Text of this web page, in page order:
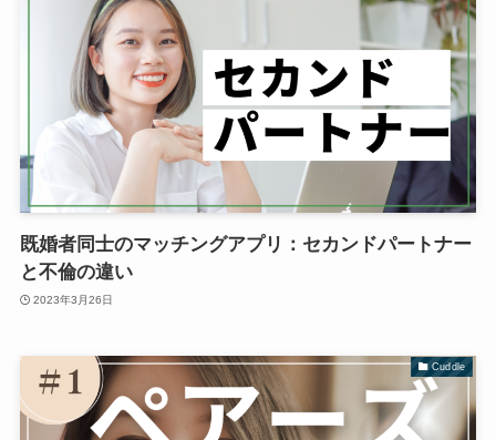
既婚者同士のマッチングアプリ：セカンドパートナー
と不倫の違い
2023年3月26日
Cuddle